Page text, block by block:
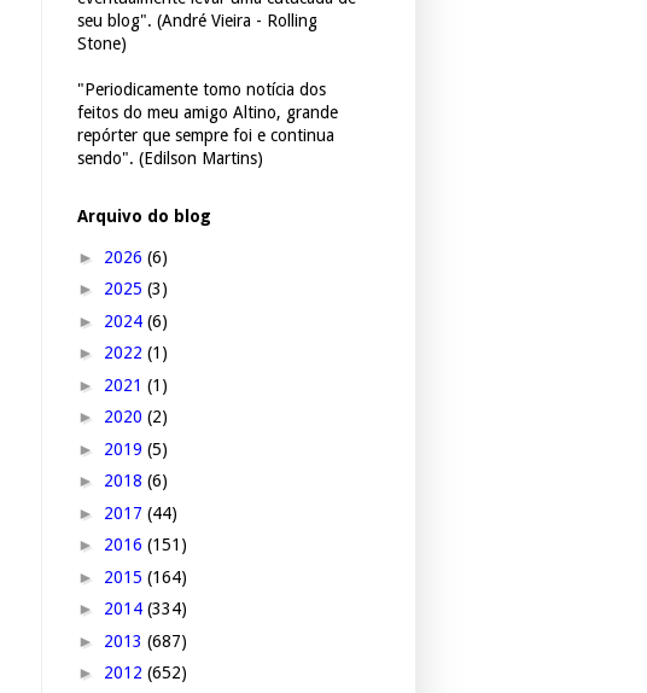
seu blog". (André Vieira - Rolling
Stone)
"Periodicamente tomo notícia dos
feitos do meu amigo Altino, grande
repórter que sempre foi e continua
sendo". (Edilson Martins)
Arquivo do blog
► 2026 (6)
► 2025 (3)
► 2024 (6)
► 2022 (1)
► 2021 (1)
► 2020 (2)
► 2019 (5)
► 2018 (6)
► 2017 (44)
► 2016 (151)
► 2015 (164)
► 2014 (334)
► 2013 (687)
► 2012 (652)